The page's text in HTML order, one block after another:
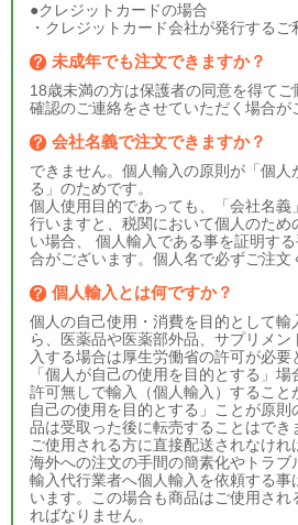
●クレジットカードの場合
・クレジットカード会社が発行するご
未成年でも注文できますか？
18歳未満の方は保護者の同意を得て
確認のご連絡をさせていただく場合が
会社名義で注文できますか？
できません。個人輸入の原則が「個人
る」のためです。
個人使用目的であっても、「会社名義
行いますと、税関において個人のため
い場合、 個人輸入である事を証明す
合がございます。個人名で必ずご注文
個人輸入とは何ですか？
個人の自己使用・消費を目的として輸
ら、医薬品や医薬部外品、サプリメン
入する場合は厚生労働省の許可が必要
「個人が自己の使用を目的とする」
許可無しで輸入（個人輸入）すること
自己の使用を目的とする」ことが原
品は受取った後に転売することはでき
ご使用される方に直接配送されなけれ
海外への注文の手間の簡素化やトラブ
輸入代行業者へ個人輸入を依頼する事
います。この場合も商品はご使用され
ればなりません。